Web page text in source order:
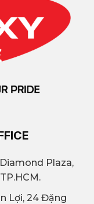
Plaza,
Lợi, 24 Đặng